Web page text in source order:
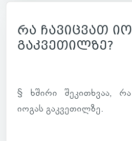
რა ჩავიცვათ
გაკვეთილზე?
§ ხშირი შე­კი­თხვაა,
იოგას გაკ­ვე­თილზე.